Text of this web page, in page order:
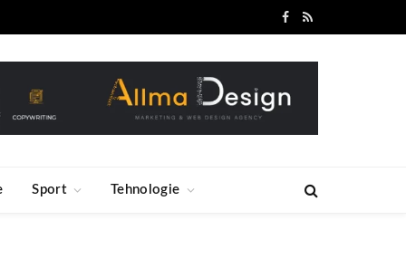
Facebook
RSS
Sport Tehnologie